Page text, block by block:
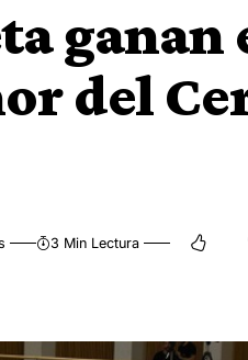
ganan
del
3 Min Lectura